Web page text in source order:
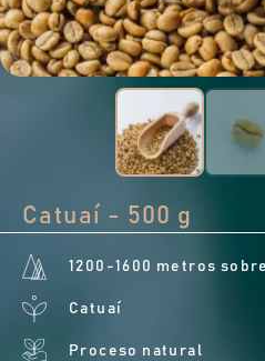
Catuaí - 500 g
1200-1600 metros
Catuaí
Proceso natural